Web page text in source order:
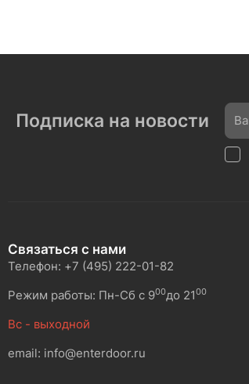
Подписка на новости
Связаться с нами
Телефон: +7 (495) 222-01-82
Режим работы: Пн-Сб с 900до 2100
Вс - выходной
email: info@enterdoor.ru